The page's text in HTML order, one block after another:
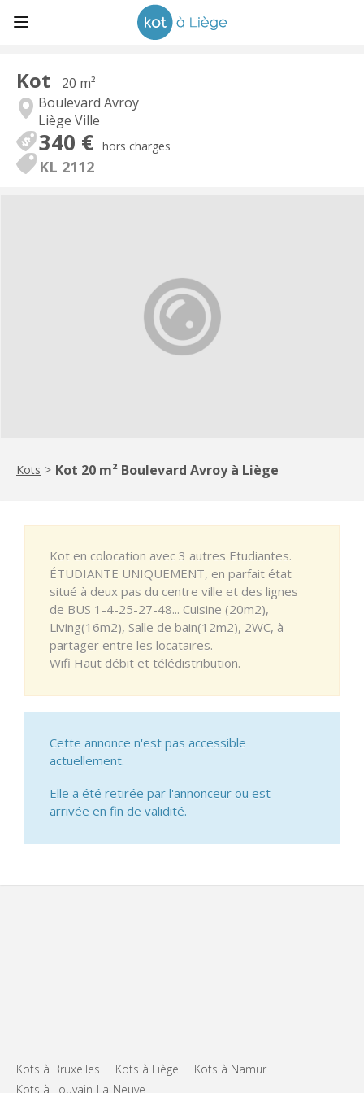
Kot
20 m²
Boulevard Avroy
Liège Ville
340 € hors charges
KL 2112
Kots > Kot 20 m² Boulevard Avroy à Liège
Kot en colocation avec 3 autres Etudiantes.
ÉTUDIANTE UNIQUEMENT, en parfait état
situé à deux pas du centre ville et des lignes
de BUS 1-4-25-27-48... Cuisine (20m2),
Living(16m2), Salle de bain(12m2), 2WC, à
partager entre les locataires.
Wifi Haut débit et télédistribution.
Cette annonce n'est pas accessible
actuellement.
Elle a été retirée par l'annonceur ou est
arrivée en fin de validité.
Kots à Bruxelles Kots à Liège
Kots à Namur
Kots à Louvain-La-Neuve